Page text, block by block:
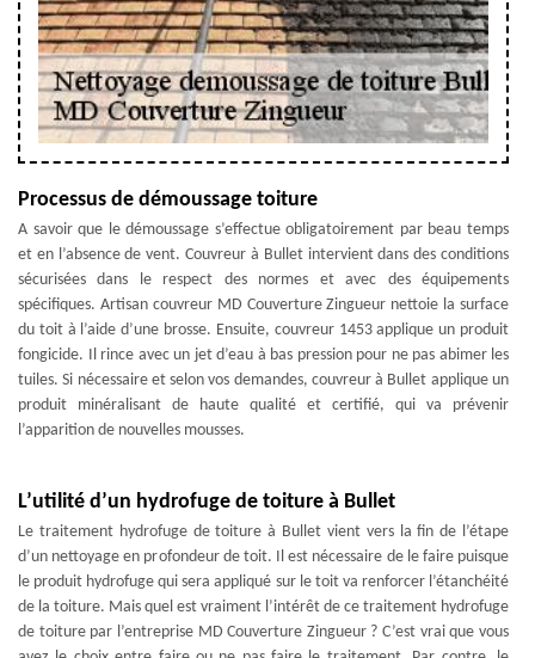
Processus de démoussage toiture
A savoir que le démoussage s’effectue obligatoirement par beau temps
et en l’absence de vent. Couvreur à Bullet intervient dans des conditions
sécurisées dans le respect des normes et avec des équipements
spécifiques. Artisan couvreur MD Couverture Zingueur nettoie la surface
du toit à l’aide d’une brosse. Ensuite, couvreur 1453 applique un produit
fongicide. Il rince avec un jet d’eau à bas pression pour ne pas abimer les
tuiles. Si nécessaire et selon vos demandes, couvreur à Bullet applique un
produit minéralisant de haute qualité et certifié, qui va prévenir
l’apparition de nouvelles mousses.
L’utilité d’un hydrofuge de toiture à Bullet
Le traitement hydrofuge de toiture à Bullet vient vers la fin de l’étape
d’un nettoyage en profondeur de toit. Il est nécessaire de le faire puisque
le produit hydrofuge qui sera appliqué sur le toit va renforcer l’étanchéité
de la toiture. Mais quel est vraiment l’intérêt de ce traitement hydrofuge
de toiture par l’entreprise MD Couverture Zingueur ? C’est vrai que vous